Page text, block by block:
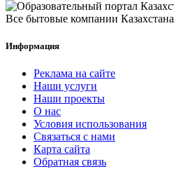
Все бытовые компании Казахстана
Информация
Реклама на сайте
Наши услуги
Наши проекты
О нас
Условия использования
Связаться с нами
Карта сайта
Обратная связь